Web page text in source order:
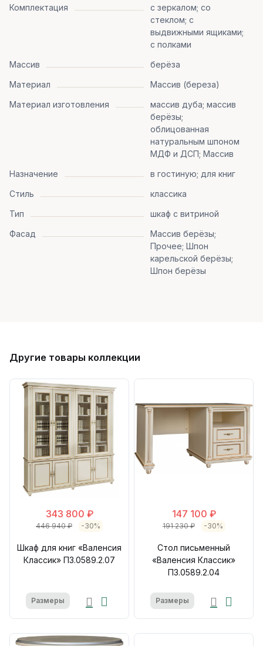
Комплектация
с зеркалом; со
стеклом; с
выдвижными ящиками;
с полками
Массив
берёза
Материал
Массив (береза)
Материал изготовления
массив дуба; массив
берёзы;
облицованная
натуральным шпоном
МДФ и ДСП; Массив
Назначение
в гостиную; для книг
Стиль
классика
Тип
шкаф с витриной
Фасад
Массив берёзы;
Прочее; Шпон
карельской берёзы;
Шпон берёзы
Другие товары коллекции
343 800 ₽
446 940 ₽ -30%
Шкаф для книг «Валенсия
Классик» П3.0589.2.07
Размеры
147 100 ₽
191 230 ₽ -30%
Стол письменный
«Валенсия Классик»
П3.0589.2.04
Размеры